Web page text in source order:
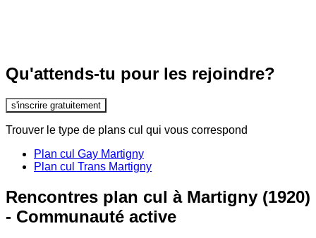
Qu'attends-tu pour les rejoindre?
s'inscrire gratuitement
Trouver le type de plans cul qui vous correspond
Plan cul Gay Martigny
Plan cul Trans Martigny
Rencontres plan cul à Martigny (1920)
- Communauté active